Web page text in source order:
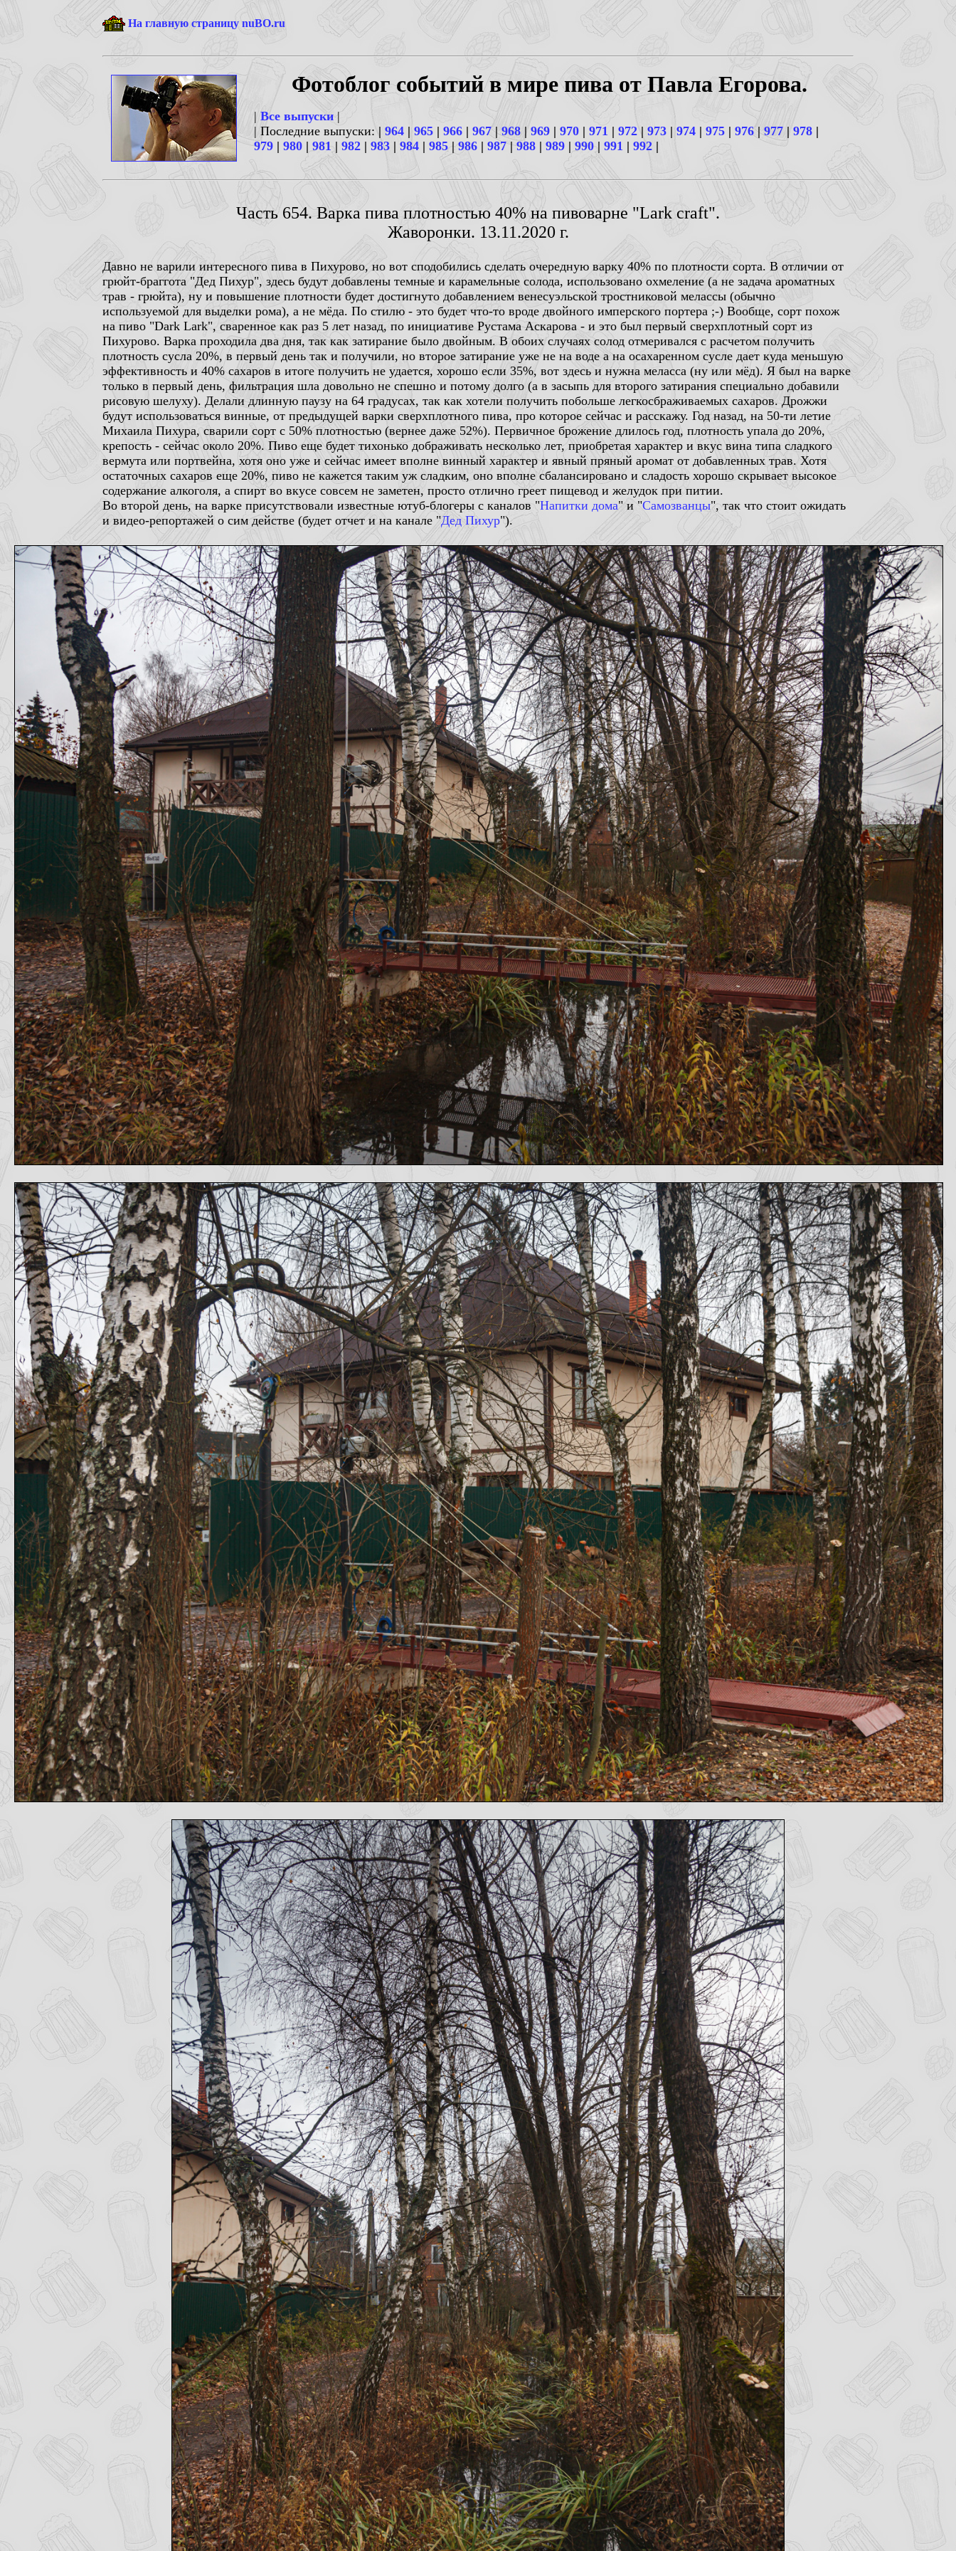
На главную страницу nuBO.ru
Фотоблог событий в мире пива от Павла Егорова.
| Все выпуски |
| Последние выпуски: | 964 | 965 | 966 | 967| 968 | 969 | 970 | 971 | 972 | 973 | 974 | 975 | 976| 977 | 978 |
979 | 980 | 981 | 982 | 983 | 984 | 985 | 986 | 987|988 | 989 | 990 | 991 | 992 |
Часть 654. Варка пива плотностью 40% на пивоварне "Lark craft".
Жаворонки. 13.11.2020 г.
Давно не варили интересного пива в Пихурово, но вот сподобились сделать очередную варку 40% по плотности сорта. В отличии от
грюйт-браггота "Дед Пихур", здесь будут добавлены темные и карамельные солода, использовано охмеление (а не задача ароматных
трав - грюйта), ну и повышение плотности будет достигнуто добавлением венесуэльской тростниковой мелассы (обычно
используемой для выделки рома), а не мёда. По стилю - это будет что-то вроде двойного имперского портера ;-) Вообще, сорт похож
на пиво "Dark Lark", сваренное как раз 5 лет назад, по инициативе Рустама Аскарова - и это был первый сверхплотный сорт из
Пихурово. Варка проходила два дня, так как затирание было двойным. В обоих случаях солод отмеривался с расчетом получить
плотность сусла 20%, в первый день так и получили, но второе затирание уже не на воде а на осахаренном сусле дает куда меньшую
эффективность и 40% сахаров в итоге получить не удается, хорошо если 35%, вот здесь и нужна меласса (ну или мёд). Я был на варке
только в первый день, фильтрация шла довольно не спешно и потому долго (а в засыпь для второго затирания специально добавили
рисовую шелуху). Делали длинную паузу на 64 градусах, так как хотели получить побольше легкосбраживаемых сахаров. Дрожжи
будут использоваться винные, от предыдущей варки сверхплотного пива, про которое сейчас и расскажу. Год назад, на 50-ти летие
Михаила Пихура, сварили сорт с 50% плотностью (вернее даже 52%). Первичное брожение длилось год, плотность упала до 20%,
крепость - сейчас около 20%. Пиво еще будет тихонько дображивать несколько лет, приобретая характер и вкус вина типа сладкого
вермута или портвейна, хотя оно уже и сейчас имеет вполне винный характер и явный пряный аромат от добавленных трав. Хотя
остаточных сахаров еще 20%, пиво не кажется таким уж сладким, оно вполне сбалансировано и сладость хорошо скрывает высокое
содержание алкоголя, а спирт во вкусе совсем не заметен, просто отлично греет пищевод и желудок при питии.
Во второй день, на варке присутствовали известные ютуб-блогеры с каналов "Напитки дома" и "Самозванцы", так что стоит ожидать
и видео-репортажей о сим действе (будет отчет и на канале "Дед Пихур").